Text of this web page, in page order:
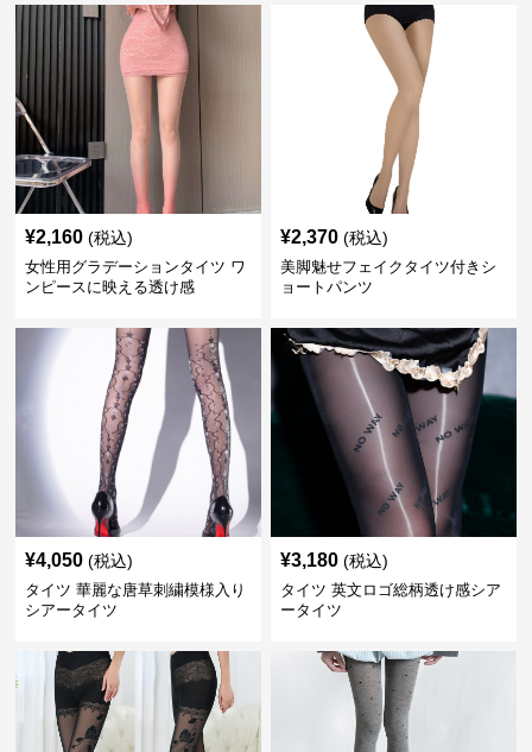
¥2,160 (税込)
女性用グラデーションタイツ ワ
ンピースに映える透け感
¥2,370 (税込)
美脚魅せフェイクタイツ付きシ
ョートパンツ
¥4,050 (税込)
タイツ 華麗な唐草刺繍模様入り
シアータイツ
¥3,180 (税込)
タイツ 英文ロゴ総柄透け感シア
ータイツ